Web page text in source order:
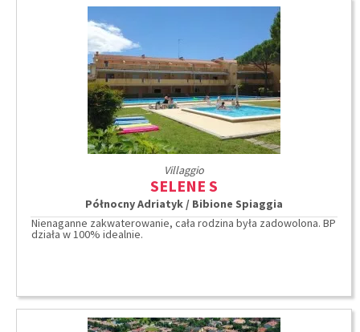
Villaggio
SELENE S
Północny Adriatyk / Bibione Spiaggia
Nienaganne zakwaterowanie, cała rodzina była zadowolona. BP
działa w 100% idealnie.